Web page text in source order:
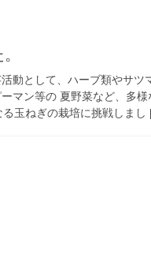
動として、ハーブ類やサツ
マン等の 夏野菜など、多
玉ねぎの栽培に挑戦しま